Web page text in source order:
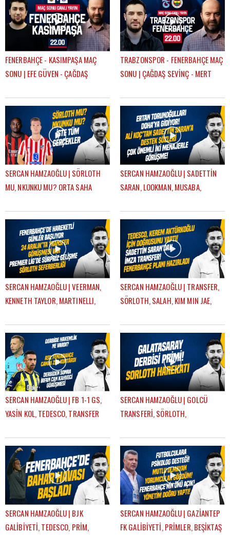
FENERBAHÇE - KASIMPAŞA MAÇ
SONU | EFE GÜVEN - ÇAĞDAŞ
TRABZONSPOR - FENERBAHÇE MAÇ
SONU | ÇAĞDAŞ SEVİNÇ - MERT
SERCAN HAMZAOĞLU | SÖRLOTH
MU, NKUNKU MU? ORTA SAHA
FENERBAHÇE
SERCAN HAMZAOĞLU | SADETTİN
SARAN, LOOKMAN, MUSABA,
GÜNDEM FENERBAHÇE
SERCAN HAMZAOĞLU | VEERMAN,
KENNETH TAYLOR, MARTINELLI,
FENERBAHÇE
SERCAN HAMZAOĞLU | TRANSFER,
SÖRLOTH, SALAH, KIM MIN JAE,
GÜNDEM FENERBAHÇE
SERCAN HAMZAOĞLU | FB 1-1 GS,
YASİN KOL, TEDESCO, TRANSFER
FENERBAHÇE
SERCAN HAMZAOĞLU | GOLCÜ
TRANSFERİ, SÖRLOTH,
RİZESPOR-FB | GÜNDEM
FENERBAHÇE
SERCAN HAMZAOĞLU | BJK
GALİBİYETİ, TEDESCO, PRİM,
SERCAN HAMZAOĞLU | GAZİANTEP
FK GALİBİYETİ, PRİMLER, BEŞİKTAŞ